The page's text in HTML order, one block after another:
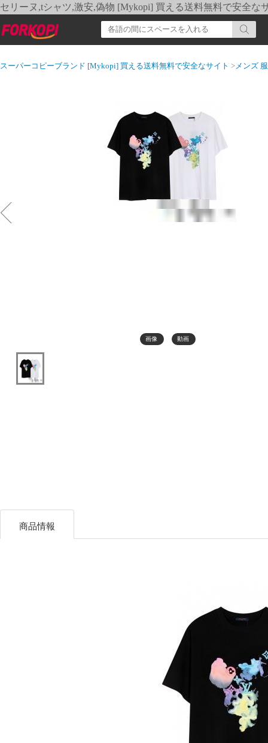
セリーヌ,tシャツ,激安,偽物 [Mykopi] 買える送料無料で安全な
スーパーコピーブランド [Mykopi] 買える送料無料で安全なサイト >メンズ 服
画像 動画
商品情報